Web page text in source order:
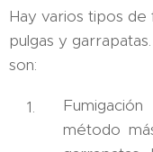
Hay varios tipos de
pulgas y
son:
método